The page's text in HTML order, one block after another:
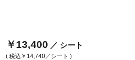
￥13,400 ／ シート
( 税込 ￥14,740／シート )